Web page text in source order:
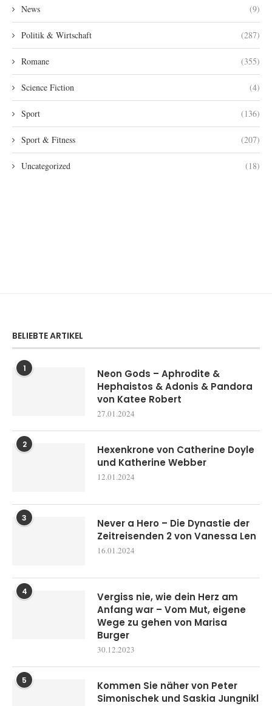
News (9)
Politik & Wirtschaft (287)
Romane (355)
Science Fiction (4)
Sport (136)
Sport & Fitness (207)
Uncategorized (18)
BELIEBTE ARTIKEL
1
Neon Gods – Aphrodite &
Hephaistos & Adonis & Pandora
von Katee Robert
27.01.2024
2
Hexenkrone von Catherine Doyle
und Katherine Webber
12.01.2024
3
Never a Hero – Die Dynastie der
Zeitreisenden 2 von Vanessa Len
16.01.2024
4
Vergiss nie, wie dein Herz am
Anfang war – Vom Mut, eigene
Wege zu gehen von Marisa
Burger
30.12.2023
5
Kommen Sie näher von Peter
Simonischek und Saskia Jungnikl